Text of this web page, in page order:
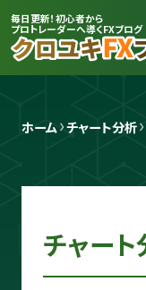
毎日更新！初心者から
プロトレーダーへ導くFXブログ
プロトレ
クロ
ホーム チャート分析
チャート